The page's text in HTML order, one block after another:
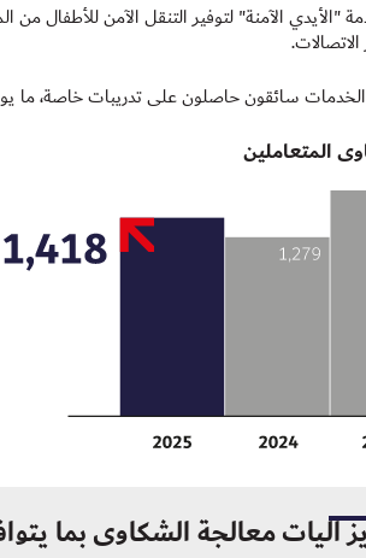
"الأيدي الآمنة" لتوفير التنقل الآمن للأطفال من
سائقون حاصلون على تدريبات خاصة، ما
المتعاملين
آليات معالجة الشكاوى بما يتوافق